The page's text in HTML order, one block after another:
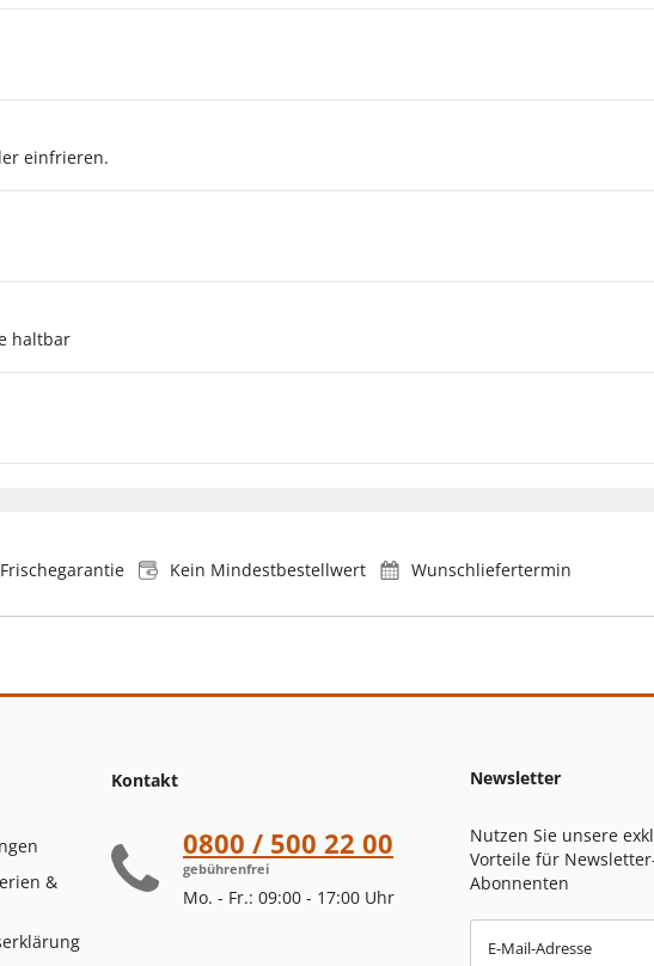
einfrieren.
haltbar
Frischegarantie Kein Mindestbestellwert Wunschliefertermin
&
Kontakt
0800 / 500 22 00
gebührenfrei
Mo. - Fr.: 09:00 - 17:00 Uhr
Newsletter
Nutzen Sie unsere
Vorteile für
Abonnenten
E-Mail-Adresse